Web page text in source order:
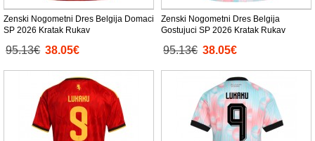
Zenski Nogometni Dres Belgija Domaci
SP 2026 Kratak Rukav
95.13€ 38.05€
Zenski Nogometni Dres Belgija
Gostujuci SP 2026 Kratak Rukav
95.13€ 38.05€